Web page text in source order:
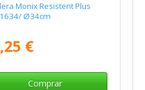
Monix Resistent Plus
Ø34cm
€
Comprar